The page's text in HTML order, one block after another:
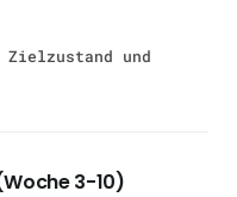
und
3-10)